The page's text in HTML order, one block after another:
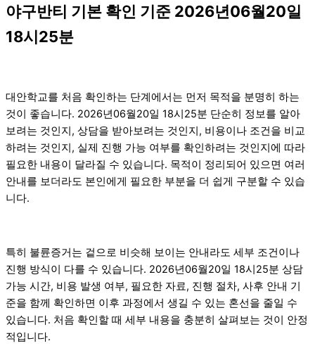
야구반티 기본 확인 기준 2026년06월20일
18시25분
대안학교를 처음 확인하는 단계에서는 먼저 목적을 분명히 하는
것이 좋습니다. 2026년06월20일 18시25분 단순히 정보를 알아
보려는 것인지, 상담을 받아보려는 것인지, 비용이나 조건을 비교
하려는 것인지, 실제 진행 가능 여부를 확인하려는 것인지에 따라
필요한 내용이 달라질 수 있습니다. 목적이 정리되어 있으면 여러
안내를 보더라도 본인에게 필요한 부분을 더 쉽게 구분할 수 있습
니다.
특히 불륜증거는 겉으로 비슷해 보이는 안내라도 세부 조건이나
진행 방식이 다를 수 있습니다. 2026년06월20일 18시25분 상담
가능 시간, 비용 발생 여부, 필요한 자료, 진행 절차, 사후 안내 기
준을 함께 확인하면 이후 과정에서 생길 수 있는 혼선을 줄일 수
있습니다. 처음 확인할 때 세부 내용을 충분히 살펴보는 것이 안정
적입니다.